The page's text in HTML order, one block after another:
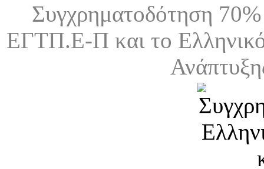
Συγχρηματοδότηση
ΕΓΤΠ.Ε-Π και το